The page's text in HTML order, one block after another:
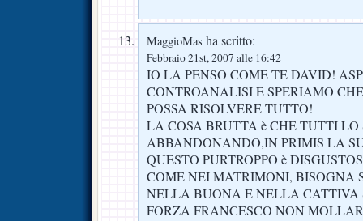
MaggioMas ha scritto:
Febbraio 21st, 2007 alle 16:42
IO LA PENSO COME TE DAVID!
CONTROANALISI E SPERIAMO
POSSA RISOLVERE TUTTO!
LA COSA BRUTTA è CHE TUTTI LO
ABBANDONANDO,IN PRIMIS LA
QUESTO PURTROPPO è
COME NEI MATRIMONI, BISOGNA
NELLA BUONA E NELLA CATTIVA
FORZA FRANCESCO NON